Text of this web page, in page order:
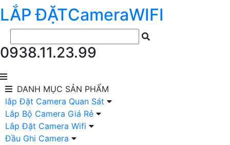
LẮP ĐẶTCameraWIFI
0938.11.23.99
DANH MỤC SẢN PHẨM
lắp Đặt Camera Quan Sát
Lắp Bộ Camera Giá Rẻ
Lắp Đặt Camera Wifi
Đầu Ghi Camera